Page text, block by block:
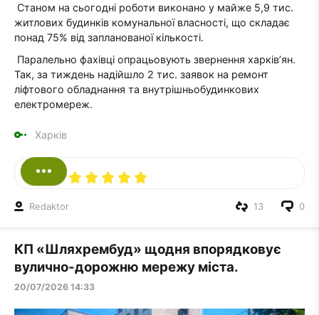
Станом на сьогодні роботи виконано у майже 5,9 тис.
житлових будинків комунальної власності, що складає
понад 75% від запланованої кількості.
Паралельно фахівці опрацьовують звернення харків’ян.
Так, за тиждень надійшло 2 тис. заявок на ремонт
ліфтового обладнання та внутрішньобудинкових
електромереж.
Харків
Redaktor 0
13
КП «Шляхрембуд» щодня впорядковує
вулично-дорожню мережу міста.
20/07/2026 14:33